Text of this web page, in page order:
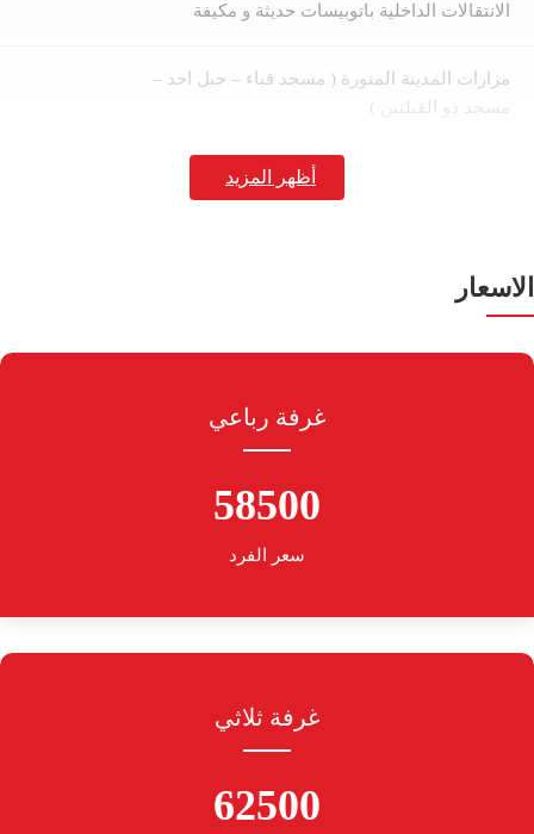
الانتقالات الداخلية باتوبيسات حديثة و مكيفة
مزارات المدينة المنورة ( مسجد قباء – جبل احد –
مسجد ذو القبلتين )
مزارات مكة المكرمة ( جبل ثور ( غار ثور) – جبل عرفات
– جبل النور ( غار حراء)
إشـــــــراف ديني مميز مرافق طوال أيام الرحلة
الاسعار
غرفة رباعي
58500
سعر الفرد
غرفة ثلاثي
62500